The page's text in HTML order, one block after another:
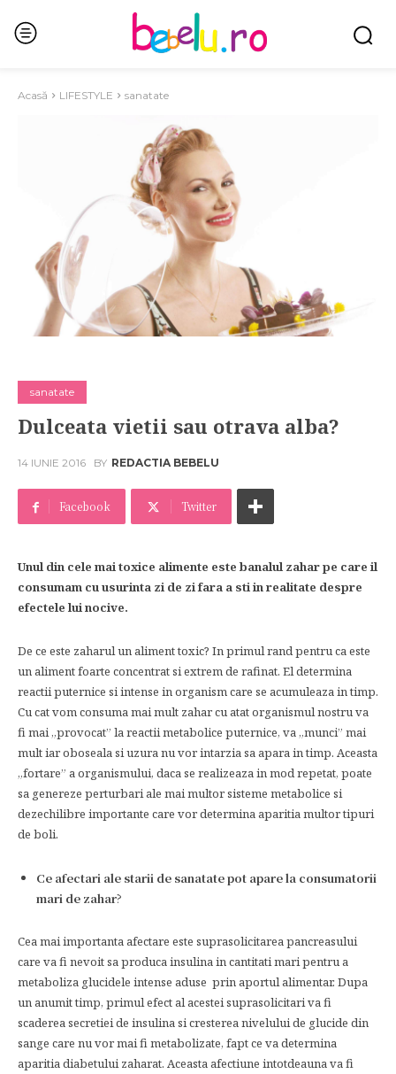
Acasă LIFESTYLE sanatate
sanatate
Dulceata vietii sau otrava alba?
14 IUNIE 2016 BY REDACTIA BEBELU
Facebook Twitter
Unul din cele mai toxice alimente este banalul zahar pe care il
consumam cu usurinta zi de zi fara a sti in realitate despre
efectele lui nocive.
De ce este zaharul un aliment toxic? In primul rand pentru ca este
un aliment foarte concentrat si extrem de rafinat. El determina
reactii puternice si intense in organism care se acumuleaza in timp.
Cu cat vom consuma mai mult zahar cu atat organismul nostru va
fi mai „provocat” la reactii metabolice puternice, va „munci” mai
mult iar oboseala si uzura nu vor intarzia sa apara in timp. Aceasta
„fortare” a organismului, daca se realizeaza in mod repetat, poate
sa genereze perturbari ale mai multor sisteme metabolice si
dezechilibre importante care vor determina aparitia multor tipuri
de boli.
Ce afectari ale starii de sanatate pot apare la consumatorii
mari de zahar?
Cea mai importanta afectare este suprasolicitarea pancreasului
care va fi nevoit sa produca insulina in cantitati mari pentru a
metaboliza glucidele intense aduse prin aportul alimentar. Dupa
un anumit timp, primul efect al acestei suprasolicitari va fi
scaderea secretiei de insulina si cresterea nivelului de glucide din
sange care nu vor mai fi metabolizate, fapt ce va determina
aparitia diabetului zaharat. Aceasta afectiune intotdeauna va fi